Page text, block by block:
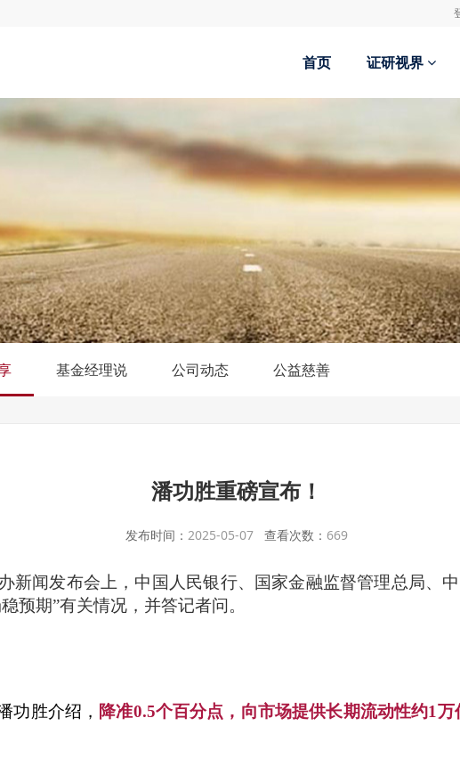
首页 证研视界
基金经理说 公司动态 公益慈善
潘功胜重磅宣布！
发布时间： 2025-05-07 查看次数： 669
新闻发布会上，中国人民银行、国家金融监督管理总局、
预期”有关情况，并答记者问。
功胜介绍， 降准0.5个百分点，向市场提供长期流动性约1